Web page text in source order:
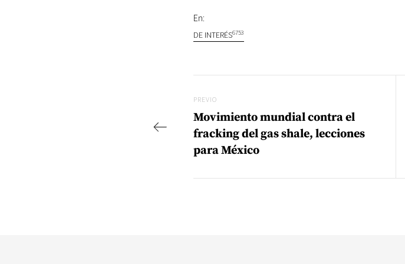
En:
DE INTERÉS6753
Previo
PREVIO
Movimiento mundial contra el
fracking del gas shale, lecciones
para México